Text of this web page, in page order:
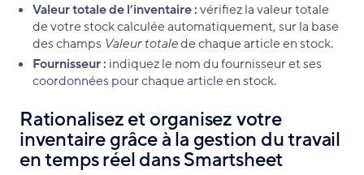
Valeur totale de l’inventaire :vérifiez la valeur totale
de votre stock calculée automatiquement, sur la base
des champs Valeur totalede chaque article en stock.
Fournisseur : indiquez le nom du fournisseur et ses
coordonnées pour chaque article en stock.
Rationalisez et organisez votre
inventaire grâce à la gestion du travail
en temps réel dans Smartsheet